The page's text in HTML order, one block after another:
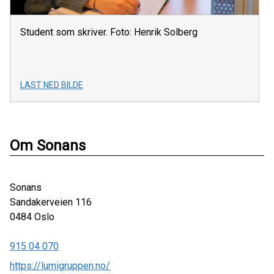
Student som skriver. Foto: Henrik Solberg
LAST NED BILDE
Om Sonans
Sonans
Sandakerveien 116
0484 Oslo
915 04 070
https://lumigruppen.no/